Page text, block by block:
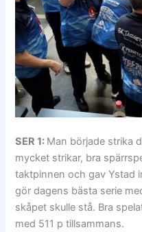
SER 1: Man började strika
mycket strikar, bra
taktpinnen och gav Ystad
gör dagens bästa serie
skåpet skulle stå. Bra
med 511 p tillsammans.